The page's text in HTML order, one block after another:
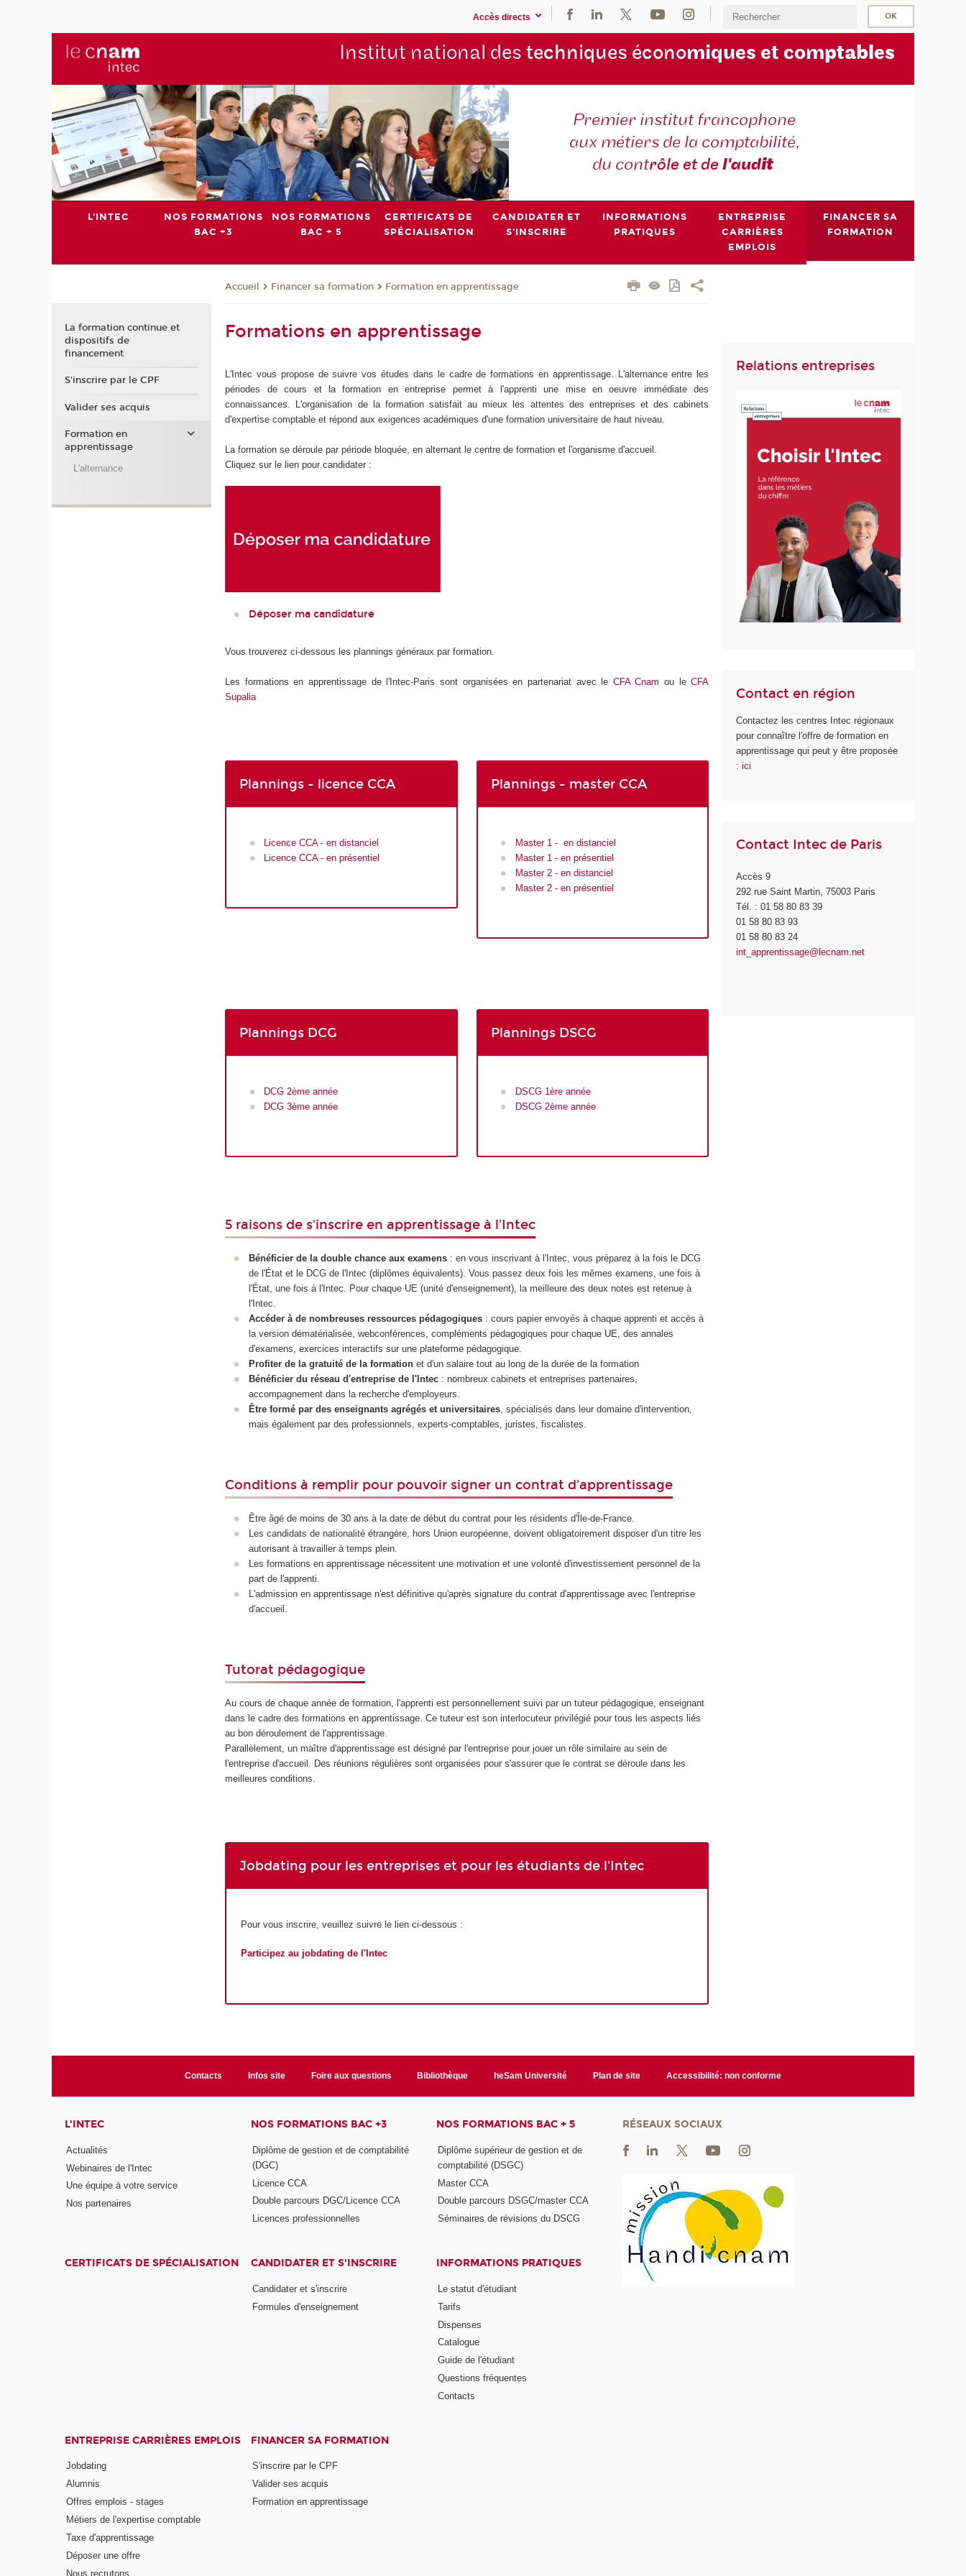
Accès directs
Institut national des techniques économiques et comptables
Premier institut francophone
aux métiers de la comptabilité,
du contrôle et del'audit
L'INTEC
NOS FORMATIONS
BAC +3
NOS FORMATIONS
BAC + 5
CERTIFICATS DE
SPÉCIALISATION
CANDIDATER ET
S'INSCRIRE
INFORMATIONS
PRATIQUES
ENTREPRISE
CARRIÈRES
EMPLOIS
FINANCER SA
FORMATION
Accueil Financer sa formation Formation en apprentissage
Formations en apprentissage
L'Intec vous propose de suivre vos études dans le cadre de formations en apprentissage. L'alternance entre les
périodes de cours et la formation en entreprise permet à l'apprenti une mise en oeuvre immédiate des
connaissances. L'organisation de la formation satisfait au mieux les attentes des entreprises et des cabinets
d'expertise comptable et répond aux exigences académiques d'une formation universitaire de haut niveau.
La formation se déroule par période bloquée, en alternant le centre de formation et l'organisme d'accueil.
Cliquez sur le lien pour candidater :
Déposer ma candidature
Vous trouverez ci-dessous les plannings généraux par formation.
Les formations en apprentissage de l'Intec-Paris sont organisées en partenariat avec le CFA Cnam ou leCFA
Supalia
Plannings - licence CCA
Licence CCA - en distanciel
Licence CCA - en présentiel
Plannings - master CCA
Master 1 - en distanciel
Master 1 - en présentiel
Master 2 - en distanciel
Master 2 - en présentiel
Plannings DCG
DCG 2ème année
DCG 3ème année
Plannings DSCG
DSCG 1ère année
DSCG 2ème année
5 raisons de s'inscrire en apprentissage à l'Intec
Bénéficier de la double chance aux examens: en vous inscrivant à l'Intec, vous préparez à la fois le DCG
de l'État et le DCG de l'Intec (diplômes équivalents). Vous passez deux fois les mêmes examens, une fois à
l'État, une fois à l'Intec. Pour chaque UE (unité d'enseignement), la meilleure des deux notes est retenue à
l'Intec.
Accéder à de nombreuses ressources pédagogiques: cours papier envoyés à chaque apprenti et accès à
la version dématérialisée, webconférences, compléments pédagogiques pour chaque UE, des annales
d'examens, exercices interactifs sur une plateforme pédagogique.
Profiter de la gratuité de la formation et d'un salaire tout au long de la durée de la formation
Bénéficier du réseau d'entreprise de l'Intec: nombreux cabinets et entreprises partenaires,
accompagnement dans la recherche d'employeurs.
Être formé par des enseignants agrégés et universitaires, spécialisés dans leur domaine d'intervention,
mais également par des professionnels, experts-comptables, juristes, fiscalistes.
Conditions à remplir pour pouvoir signer un contrat d'apprentissage
Être âgé de moins de 30 ans à la date de début du contrat pour les résidents d'Île-de-France.
Les candidats de nationalité étrangère, hors Union européenne, doivent obligatoirement disposer d'un titre les
autorisant à travailler à temps plein.
Les formations en apprentissage nécessitent une motivation et une volonté d'investissement personnel de la
part de l'apprenti.
L'admission en apprentissage n'est définitive qu'après signature du contrat d'apprentissage avec l'entreprise
d'accueil.
Tutorat pédagogique
Au cours de chaque année de formation, l'apprenti est personnellement suivi par un tuteur pédagogique, enseignant
dans le cadre des formations en apprentissage. Ce tuteur est son interlocuteur privilégié pour tous les aspects liés
au bon déroulement de l'apprentissage.
Parallèlement, un maître d'apprentissage est désigné par l'entreprise pour jouer un rôle similaire au sein de
l'entreprise d'accueil. Des réunions régulières sont organisées pour s'assurer que le contrat se déroule dans les
meilleures conditions.
Jobdating pour les entreprises et pour les étudiants de l'Intec
Pour vous inscrire, veuillez suivre le lien ci-dessous :
Participez au jobdating de l'Intec
Relations entreprises
Contact en région
Contactez les centres Intec régionaux
pour connaître l'offre de formation en
apprentissage qui peut y être proposée
:ici
Contact Intec de Paris
Accès 9
292 rue Saint Martin, 75003 Paris
Tél. : 01 58 80 83 39
01 58 80 83 93
01 58 80 83 24
int_apprentissage@lecnam.net
La formation continue et
dispositifs de
financement
S'inscrire par le CPF
Valider ses acquis
Formation en
apprentissage
L'alternance
Contacts Infos site Foire aux questions Bibliothèque heSam Université Plan de site Accessibilité: non conforme
L'INTEC
Actualités
Webinaires de l'Intec
Une équipe à votre service
Nos partenaires
NOS FORMATIONS BAC +3
Diplôme de gestion et de comptabilité
(DGC)
Licence CCA
Double parcours DGC/Licence CCA
Licences professionnelles
NOS FORMATIONS BAC + 5
Diplôme supérieur de gestion et de
comptabilité (DSGC)
Master CCA
Double parcours DSGC/master CCA
Séminaires de révisions du DSCG
CERTIFICATS DE SPÉCIALISATION CANDIDATER ET S'INSCRIRE
Candidater et s'inscrire
Formules d'enseignement
INFORMATIONS PRATIQUES
Le statut d'étudiant
Tarifs
Dispenses
Catalogue
Guide de l'étudiant
Questions fréquentes
Contacts
ENTREPRISE CARRIÈRES EMPLOIS
Jobdating
Alumnis
Offres emplois - stages
Métiers de l'expertise comptable
Taxe d'apprentissage
Déposer une offre
Nous recrutons
FINANCER SA FORMATION
S'inscrire par le CPF
Valider ses acquis
Formation en apprentissage
RÉSEAUX SOCIAUX